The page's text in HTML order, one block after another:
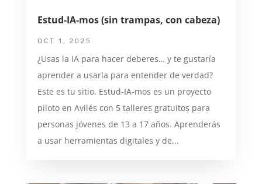
Estud-IA-mos (sin trampas, con cabeza)
OCT 1, 2025
¿Usas la IA para hacer deberes… y te gustaría
aprender a usarla para entender de verdad?
Este es tu sitio. Estud-IA-mos es un proyecto
piloto en Avilés con 5 talleres gratuitos para
personas jóvenes de 13 a 17 años. Aprenderás
a usar herramientas digitales y de...